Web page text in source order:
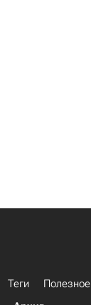
Теги
Полезное